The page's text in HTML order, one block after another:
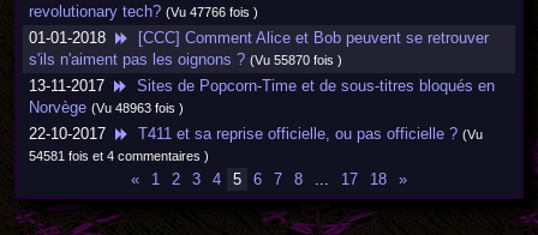
revolutionary tech? (Vu 47766 fois )
01-01-2018
[CCC] Comment Alice et Bob peuvent se retrouver
s'ils n'aiment pas les oignons ? (Vu 55870 fois )
13-11-2017
Sites de Popcorn-Time et de sous-titres bloqués en
Norvège (Vu 48963 fois )
22-10-2017 T411 et sa reprise officielle, ou pas officielle ? (Vu
54581 fois et 4 commentaires )
« 1 2 3 4 5 6 7 8 ... 17 18 »